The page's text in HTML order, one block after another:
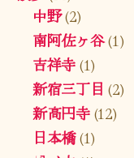
中野(2)
南阿佐ヶ谷(1)
吉祥寺(1)
新宿三丁目 (2)
新高円寺(12)
日本橋(1)